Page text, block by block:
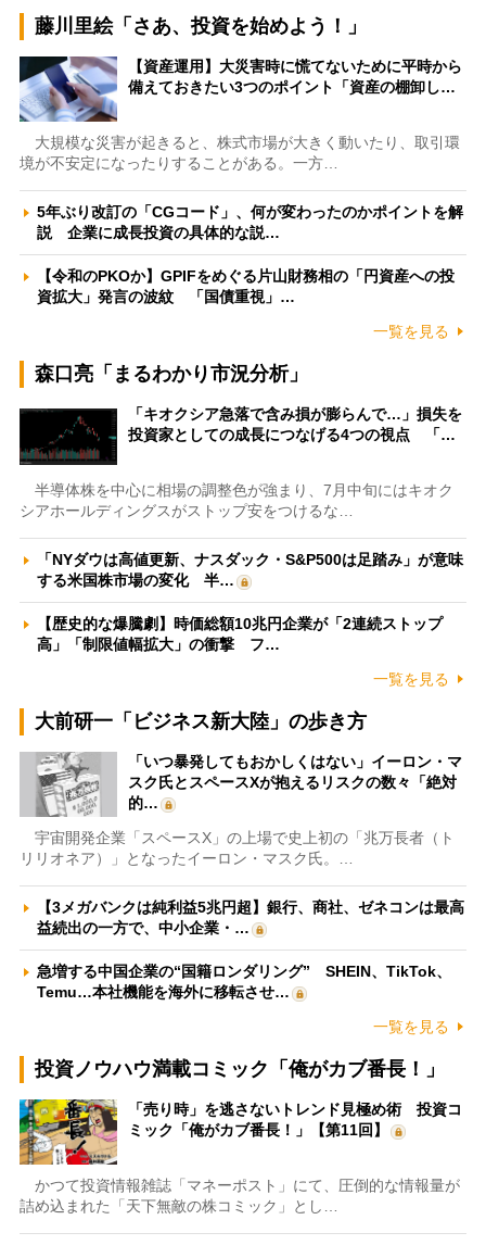
藤川里絵「さあ、投資を始めよう！」
【資産運用】大災害時に慌てないために平時から
備えておきたい3つのポイント「資産の棚卸し…
大規模な災害が起きると、株式市場が大きく動いたり、取引環
境が不安定になったりすることがある。一方…
5年ぶり改訂の「CGコード」、何が変わったのかポイントを解
説 企業に成長投資の具体的な説…
【令和のPKOか】GPIFをめぐる片山財務相の「円資産への投
資拡大」発言の波紋 「国債重視」…
一覧を見る
森口亮「まるわかり市況分析」
「キオクシア急落で含み損が膨らんで…」損失を
投資家としての成長につなげる4つの視点 「…
半導体株を中心に相場の調整色が強まり、7月中旬にはキオク
シアホールディングスがストップ安をつけるな…
「NYダウは高値更新、ナスダック・S&P500は足踏み」が意味
する米国株市場の変化 半…
【歴史的な爆騰劇】時価総額10兆円企業が「2連続ストップ
高」「制限値幅拡大」の衝撃 フ…
一覧を見る
大前研一「ビジネス新大陸」の歩き方
「いつ暴発してもおかしくはない」イーロン・マ
スク氏とスペースXが抱えるリスクの数々「絶対
的…
宇宙開発企業「スペースX」の上場で史上初の「兆万長者（ト
リリオネア）」となったイーロン・マスク氏。…
【3メガバンクは純利益5兆円超】銀行、商社、ゼネコンは最高
益続出の一方で、中小企業・…
急増する中国企業の“国籍ロンダリング” SHEIN、TikTok、
Temu…本社機能を海外に移転させ…
一覧を見る
投資ノウハウ満載コミック「俺がカブ番長！」
「売り時」を逃さないトレンド見極め術 投資コ
ミック「俺がカブ番長！」【第11回】
かつて投資情報雑誌「マネーポスト」にて、圧倒的な情報量が
詰め込まれた「天下無敵の株コミック」とし…